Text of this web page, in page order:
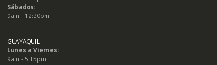
Sábados:
9am - 12:30pm
GUAYAQUIL
Lunes a Viernes:
9am - 5:15pm